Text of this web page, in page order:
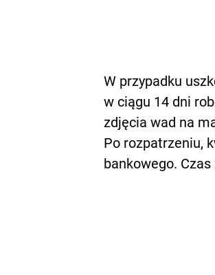
W przypadku
w ciągu 14 dni
zdjęcia wad na
Po rozpatrzeniu,
bankowego. Czas